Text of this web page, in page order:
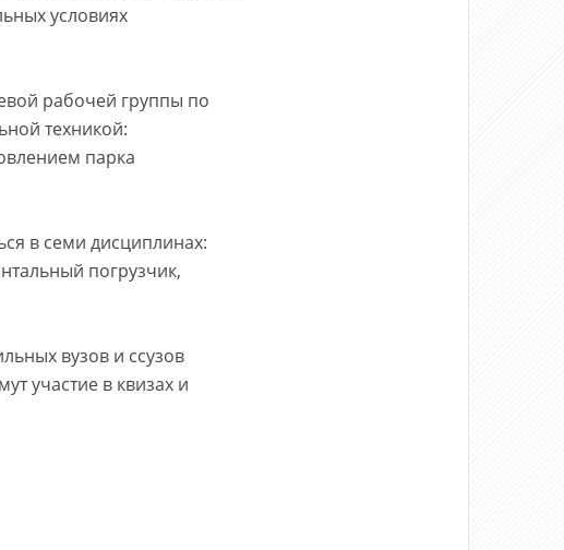
условиях
рабочей группы по
техникой:
парка
в семи дисциплинах:
погрузчик,
вузов и ссузов
участие в квизах и